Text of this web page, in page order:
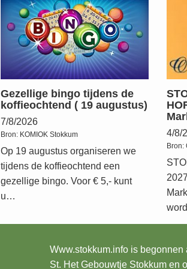
Gezellige bingo tijdens de
koffieochtend ( 19 augustus)
7/8/2026
Bron: KOMIOK Stokkum
Op 19 augustus organiseren we
tijdens de koffieochtend een
gezellige bingo. Voor € 5,- kunt
u…
4/8/
Bron:
Www.stokkum.info is begonnen
St. Het Gebouwtje Stokkum en